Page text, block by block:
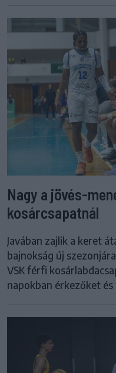
Nagy a jövés-
kosárcsapatnál
Javában zajlik a keret
bajnokság új
VSK férfi
napokban érkezőket